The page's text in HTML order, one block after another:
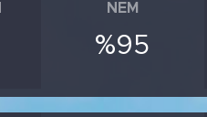
NEM
%95